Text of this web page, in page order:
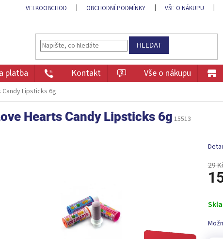
VELKOOBCHOD OBCHODNÍ PODMÍNKY VŠE O NÁKUPU
HLEDAT
platba Kontakt Vše o nákupu
Lipsticks 6g
Hearts Candy Lipsticks 6g 15513
29
cena: